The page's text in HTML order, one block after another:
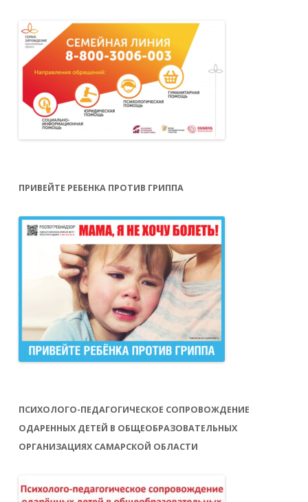
ПРИВЕЙТЕ РЕБЕНКА ПРОТИВ ГРИППА
ПСИХОЛОГО-ПЕДАГОГИЧЕСКОЕ СОПРОВОЖДЕНИЕ
ОДАРЕННЫХ ДЕТЕЙ В ОБЩЕОБРАЗОВАТЕЛЬНЫХ
ОРГАНИЗАЦИЯХ САМАРСКОЙ ОБЛАСТИ